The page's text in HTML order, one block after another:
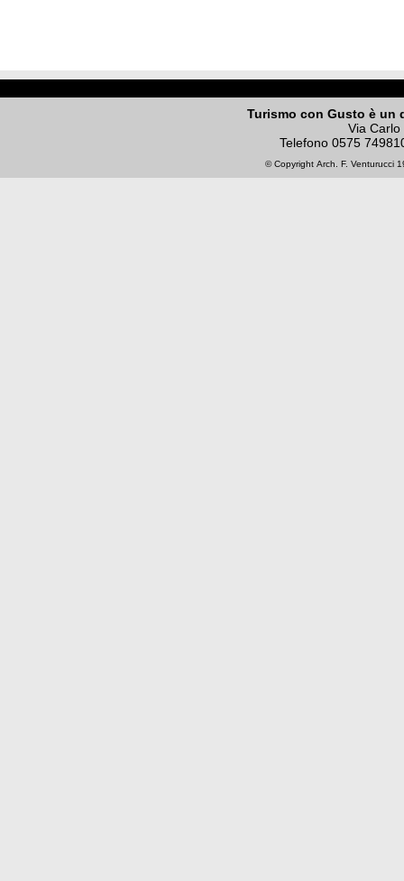
Turismo con Gusto è un
Via
Telefono 0575
© Copyright Arch. F. Venturucci